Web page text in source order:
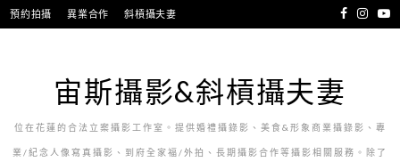
跳
至
預約拍攝 異業合作 斜槓攝夫妻
宙斯攝影&斜槓攝夫妻
位在花蓮的合法立案攝影工作室。提供婚禮攝錄影、美食&形象商業攝錄影、專
業/紀念人像寫真攝影、到府全家福/外拍、長期攝影合作等攝影相關服務。除了